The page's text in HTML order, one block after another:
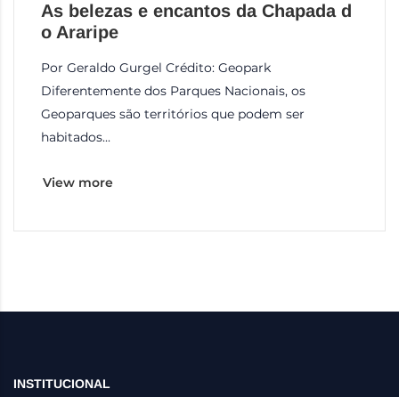
As belezas e encantos da Chapada d
o Araripe
Por Geraldo Gurgel Crédito: Geopark
Diferentemente dos Parques Nacionais, os
Geoparques são territórios que podem ser
habitados...
View more
INSTITUCIONAL